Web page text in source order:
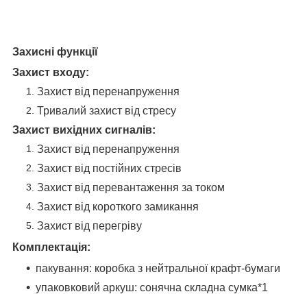
Захисні функції
Захист входу:
Захист від перенапруження
Тривалий захист від стресу
Захист вихідних сигналів:
Захист від перенапруження
Захист від постійних стресів
Захист від перевантаження за током
Захист від короткого замикання
Захист від перегріву
Комплектація:
пакування: коробка з нейтральної крафт-бумаги
упаковковий аркуш: сонячна складна сумка*1